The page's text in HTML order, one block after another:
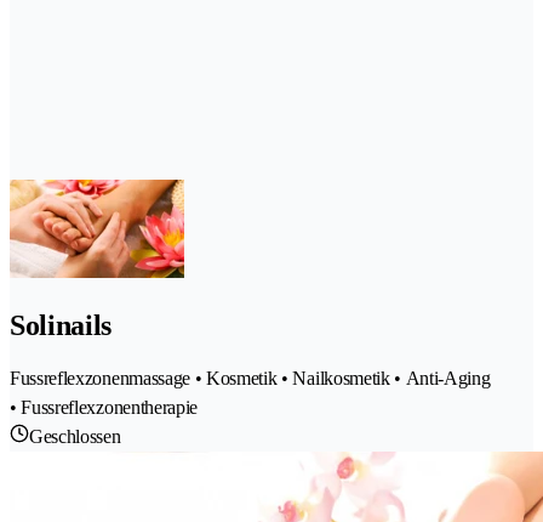
Solinails
Fussreflexzonenmassage • Kosmetik • Nailkosmetik • Anti-Aging
• Fussreflexzonentherapie
Geschlossen